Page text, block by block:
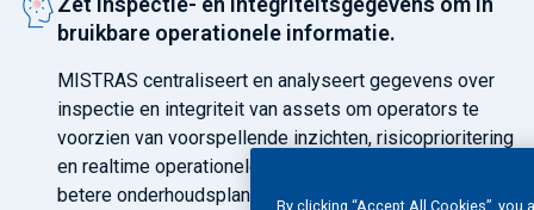
bruikbare operationele informatie.
MISTRAS centraliseert en analyseert gegevens over
inspectie en integriteit van assets om operators te
voorzien van voorspellende inzichten, risicoprioritering
en realtime operationele dashboards. Dit maakt een
betere onderhoudsplanning, een weloverwogen
By clicking “Accept All Cookies”,